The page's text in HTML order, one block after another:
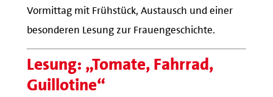
Vormittag mit Frühstück, Austausch und einer
besonderen Lesung zur Frauengeschichte.
Lesung: „Tomate, Fahrrad,
Guillotine“